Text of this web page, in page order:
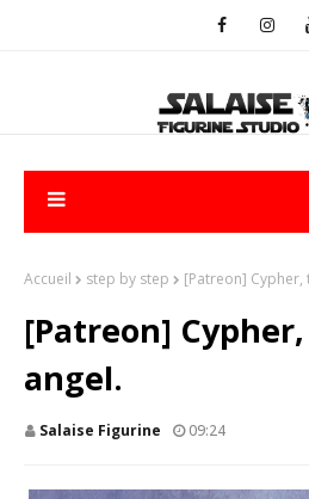
Accueil step by step [Patreon] Cypher,
[Patreon]
angel.
Salaise Figurine 09:24